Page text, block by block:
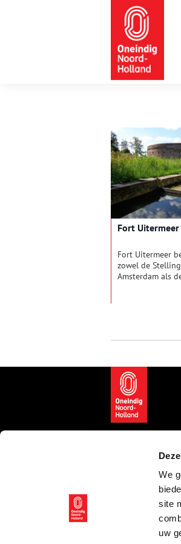
We
site
uw
Fort Uitermeer
Fort Uitermeer
zowel de
Amsterdam als
Amsterdam –